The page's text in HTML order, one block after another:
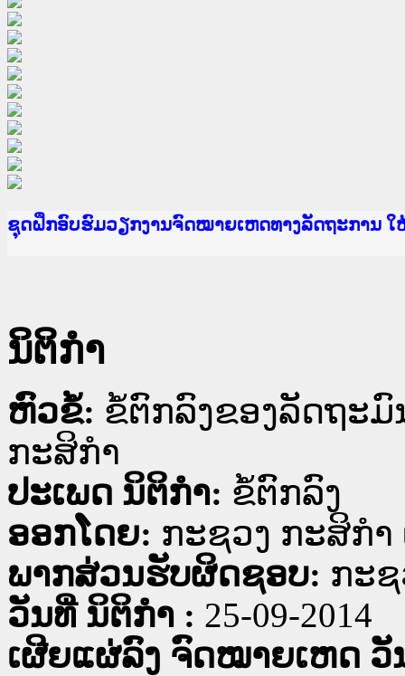
Ministry of Justice Lao PDR
ເຜີຍແຜ່ວັບໄຊຈົດໝາຍເຫດທາງລັດຖະການ ແລະ ແອັ
ກະຊວງຍຸຕິທຳ
ຊຸດຝຶກອົບຮົມວຽກງານຈົດໝາຍເຫດທາງລັດຖະການ
ກອງປະຊຸມທົບທວນຄືນການຈັດຕັ້ງປະຕິບັດວຽກງານຈົ
ຝຶກອົບຮົມ ຜູ່ປະສານງານວຽກງານຈົດໝາຍເຫດທາງລັ
ຝຶກອົບຮົມ ຜູ່ປະສານງານວຽກງານຈົດໝາຍເຫດທາງລັ
ເຜີຍແຜ່ແອັບກົດໝາຍລາວ ແລະ ເວັບໄຊຈົດໝາຍເຫດ
ເຜີຍແຜ່ແອັບກົດໝາຍລາວ ແລະ ເວັບໄຊຈົດໝາຍເຫດ
ຍົກລະດັບວຽກງານຈົດໝາຍເຫດທາງລັດຖະການໃຫ້ຜູ້
ຊຸດຝຶກອົບຮົມວຽກງານຈົດໝາຍເຫດທາງລັດຖະການ ໃ
ນິຕິກໍາ
ຫົວຂໍ້: ຂໍ້ຕົກລົງຂອງລັດຖະ
ກະສິກໍາ
ປະເພດ ນິຕິກໍາ: ຂໍ້ຕົກລົງ
ອອກໂດຍ: ກະຊວງ ກະສິກ
ພາກສ່ວນຮັບຜິດຊອບ: ກະ
ວັນທີ່ ນິຕິກໍາ : 25-09-2014
ເຜີຍແຜ່ລົງ ຈົດໝາຍເຫດ ວັ